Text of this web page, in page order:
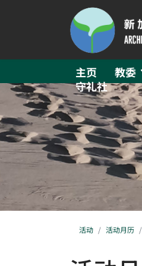
主页 教委
守礼社
活动 活动月历